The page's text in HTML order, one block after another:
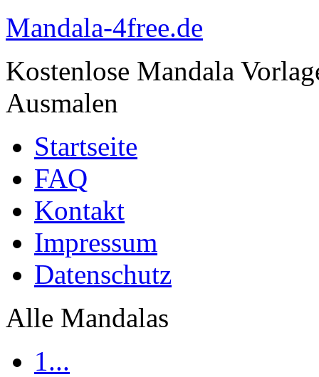
Mandala-4free.de
Kostenlose Mandala
Ausmalen
Startseite
FAQ
Kontakt
Impressum
Datenschutz
Alle Mandalas
1...